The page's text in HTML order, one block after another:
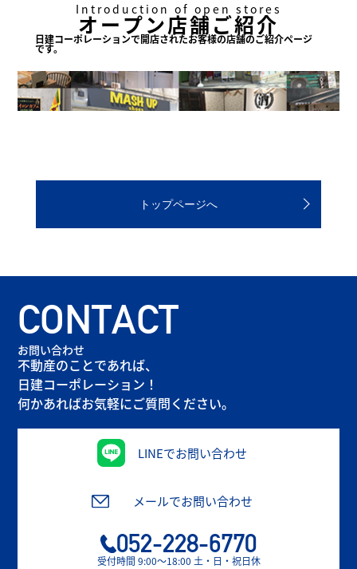
Introduction of open stores
オープン店舗ご紹介
日建コーポレーションで開店されたお客様の店舗のご紹介ページ
です。
トップページへ
CONTACT
お問い合わせ
不動産のことであれば、
日建コーポレーション！
何かあればお気軽にご質問ください。
LINEでお問い合わせ
メールでお問い合わせ
052-228-6770
受付時間 9:00〜18:00 土・日・祝日休